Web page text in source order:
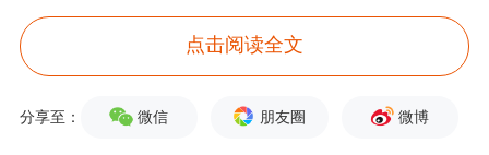
点击阅读全文
分享至： 微信 朋友圈 微博